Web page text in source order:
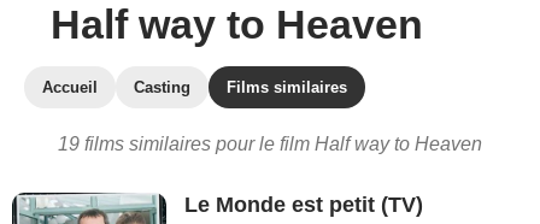
Half way to Heaven
Accueil Casting Films similaires
19 films similaires pour le film Half way to Heaven
Le Monde est petit (TV)